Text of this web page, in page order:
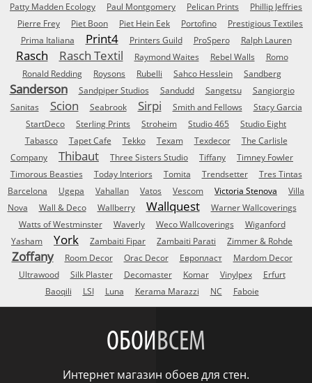
Patty Madden Ecology
Paul Montgomery Pelican Prints
Phillip Jeffries
Pierre Frey
Piet Boon Piet Hein Eek Portofino
Prestigious Textiles
Prima Italiana
Print4 Printers Guild ProSpero Ralph Lauren
Rasch Rasch Textil Raymond Waites Rebel Walls
Romo
Ronald Redding
Roysons Rubelli Sahco Hesslein Sandberg
Sanderson Sandpiper Studios Sandudd Sangetsu
Sangiorgio
Sanitas
Scion Seabrook Sirpi Smith and Fellows
Stacy Garcia
StartDeco
Sterling Prints Stroheim Studio 465
Studio Eight
Tabasco
Tapet Cafe Tekko Texam Texdecor
The Carlisle
Company
Thibaut Three Sisters Studio Tiffany
Timney Fowler
Timorous Beasties
Today Interiors Tomita Trendsetter
Tres Tintas
Barcelona
Ugepa Vahallan Vatos Vescom Victoria Stenova
Villa
Nova
Wall & Deco Wallberry Wallquest
Warner Wallcoverings
Watts of Westminster
Waverly Weco Wallcoverings
Wiganford
Yasham
York Zambaiti Fipar Zambaiti Parati Zimmer & Rohde
Zoffany Room Decor Orac Decor Европласт
Mardom Decor
Ultrawood
Silk Plaster Decomaster Komar Vinylpex
Erfurt
Baoqili
LSI Luna Kerama Marazzi NC Faboie
ОБОИВСЕМ
Интернет магазин обоев для стен.